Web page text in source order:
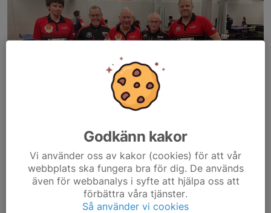
Jan Mandinec, Stefan Sandberg, lspelande lagledare Pelle, Åke Ström och
Fredrik Berner.
Seriestart för ” mitt” lag.
Godkänn kakor
Vi använder oss av kakor (cookies) för att vår
webbplats ska fungera bra för dig. De används
även för webbanalys i syfte att hjälpa oss att
förbättra våra tjänster.
Så använder vi cookies